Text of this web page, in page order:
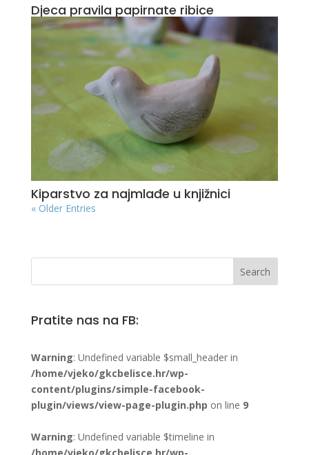
Djeca pravila papirnate ribice
Kiparstvo za najmlađe u knjižnici
« Older Entries
Pratite nas na FB:
Warning: Undefined variable $small_header in
/home/vjeko/gkcbelisce.hr/wp-
content/plugins/simple-facebook-
plugin/views/view-page-plugin.php on line 9
Warning: Undefined variable $timeline in
/home/vjeko/gkcbelisce.hr/wp-